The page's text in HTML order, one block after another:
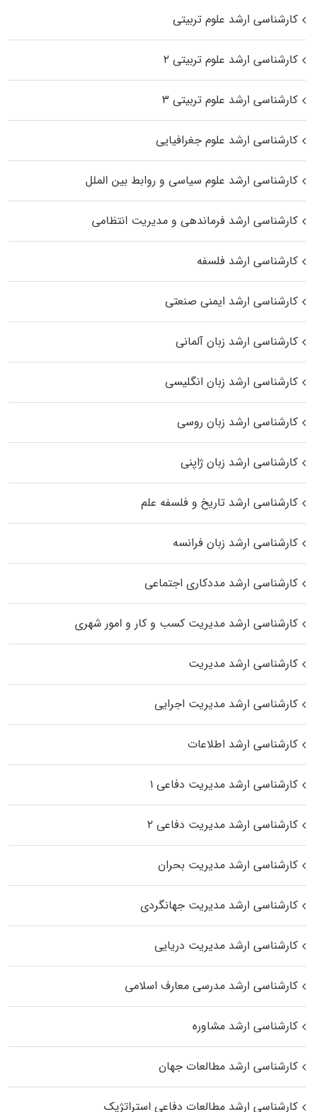
کارشناسی ارشد علوم تربیتی
کارشناسی ارشد علوم تربیتی ۲
کارشناسی ارشد علوم تربیتی ۳
کارشناسی ارشد علوم جغرافیایی
کارشناسی ارشد علوم سیاسی و روابط بین الملل
کارشناسی ارشد فرماندهی و مدیریت انتظامی
کارشناسی ارشد فلسفه
کارشناسی ارشد ایمنی صنعتی
کارشناسی ارشد زبان آلمانی
کارشناسی ارشد زبان انگلیسی
کارشناسی ارشد زبان روسی
کارشناسی ارشد زبان ژاپنی
کارشناسی ارشد تاریخ و فلسفه علم
کارشناسی ارشد زبان فرانسه
کارشناسی ارشد مددکاری اجتماعی
کارشناسی ارشد مدیریت کسب و کار و امور شهری
کارشناسی ارشد مدیریت
کارشناسی ارشد مدیریت اجرایی
کارشناسی ارشد اطلاعات
کارشناسی ارشد مدیریت دفاعی ۱
کارشناسی ارشد مدیریت دفاعی ۲
کارشناسی ارشد مدیریت بحران
کارشناسی ارشد مدیریت جهانگردی
کارشناسی ارشد مدیریت دریایی
کارشناسی ارشد مدرسی معارف اسلامی
کارشناسی ارشد مشاوره
کارشناسی ارشد مطالعات جهان
کارشناسی ارشد مطالعات دفاعی استراتژیک